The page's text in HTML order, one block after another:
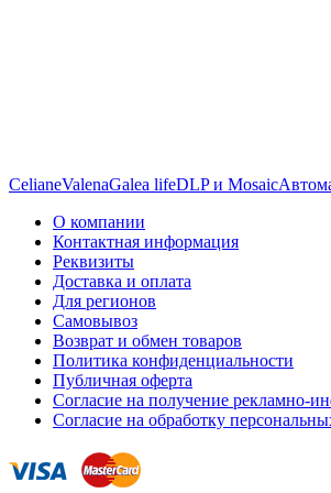
CelianeValenaGalea lifeDLP и Mosaic
О компании
Контактная информация
Реквизиты
Доставка и оплата
Для регионов
Самовывоз
Возврат и обмен товаров
Политика конфиденциальности
Публичная оферта
Согласие на получение рекламно-
Согласие на обработку